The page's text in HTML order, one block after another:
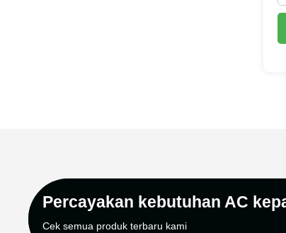
Percayakan kebutuhan AC
Cek semua produk terbaru kami